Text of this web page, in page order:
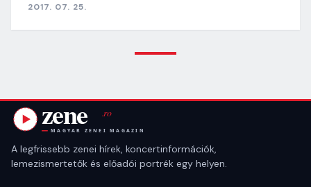
2017. 07. 25.
A legfrissebb zenei hírek, koncertinformációk,
lemezismertetők és előadói portrék egy helyen.